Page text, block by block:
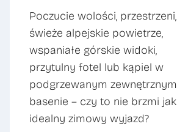
Poczucie wolości, przestrzeni,
świeże alpejskie powietrze,
wspaniałe górskie widoki,
przytulny fotel lub kąpiel w
podgrzewanym zewnętrznym
basenie – czy to nie brzmi jak
idealny zimowy wyjazd?